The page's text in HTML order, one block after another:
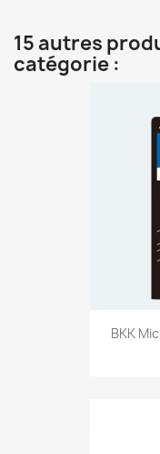
15 autres
catégorie :
BKK